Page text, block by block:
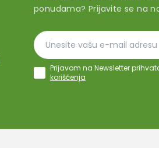
ponudama? Prijavite se na
Prijavom na Newsletter
korišćenja